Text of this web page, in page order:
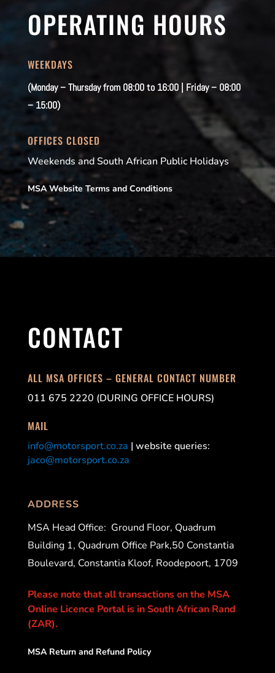
OPERATING HOURS
WEEKDAYS
(Monday – Thursday from 08:00 to 16:00 | Friday – 08:00
– 15:00)
OFFICES CLOSED
Weekends and South African Public Holidays
MSA Website Terms and Conditions
CONTACT
ALL MSA OFFICES – GENERAL CONTACT NUMBER
011 675 2220 (DURING OFFICE HOURS)
MAIL
info@motorsport.co.za | website queries:
jaco@motorsport.co.za
ADDRESS
MSA Head Office: Ground Floor, Quadrum
Building 1, Quadrum Office Park,50 Constantia
Boulevard, Constantia Kloof, Roodepoort, 1709
Please note that all transactions on the MSA
Online Licence Portal is in South African Rand
(ZAR).
MSA Return and Refund Policy